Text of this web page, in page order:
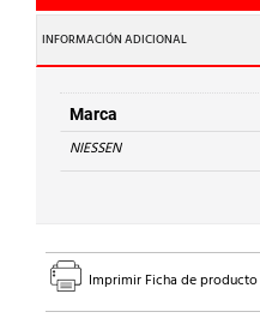
MONOPOLAR
CON
VISOR
STYLO
BA
cantidad
INFORMACIÓN ADICIONAL
Marca
NIESSEN
Imprimir Ficha de producto